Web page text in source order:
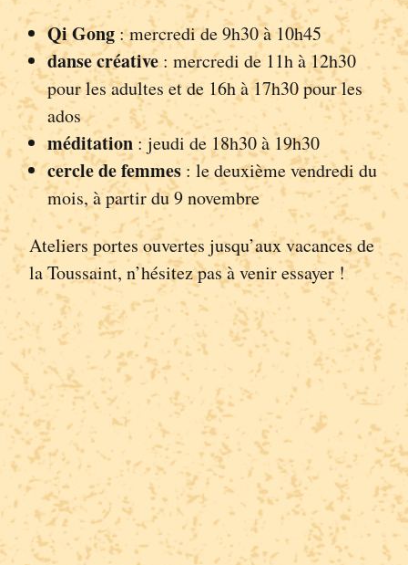
Qi Gong : mercredi de 9h30 à 10h45
danse créative: mercredi de 11h à 12h30
pour les adultes et de 16h à 17h30 pour les
ados
méditation: jeudi de 18h30 à 19h30
cercle de femmes : le deuxième vendredi du
mois, à partir du 9 novembre
Ateliers portes ouvertes jusqu’aux vacances de
la Toussaint, n’hésitez pas à venir essayer !